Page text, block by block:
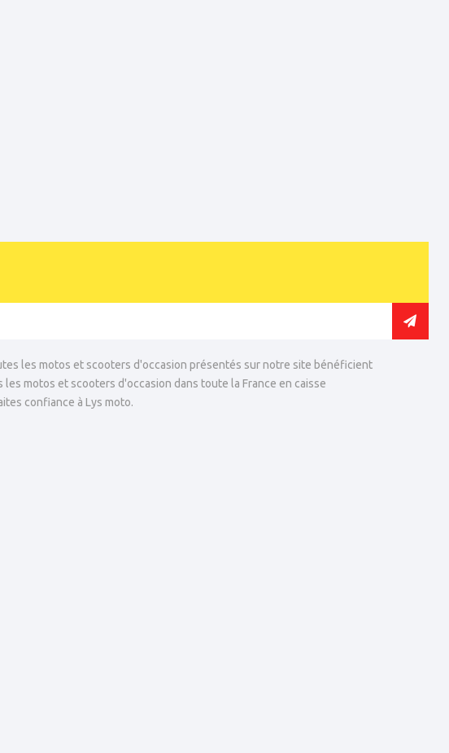
les motos et scooters d'occasion présentés sur notre site bénéficient
motos et scooters d'occasion dans toute la France en caisse
confiance à Lys moto.